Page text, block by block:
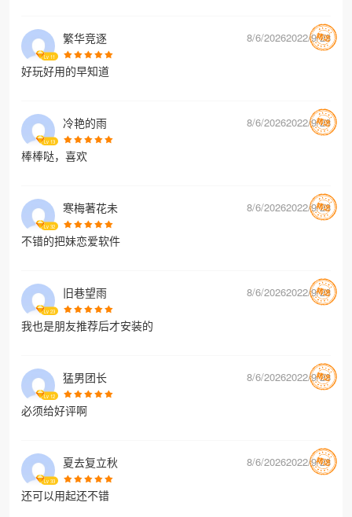
繁华竞逐 8/6/20262022/9/28
好玩好用的早知道
Lv 11
冷艳的雨 8/6/20262022/9/28
棒棒哒，喜欢
Lv 13
寒梅著花未 8/6/20262022/9/28
不错的把妹恋爱软件
Lv 32
旧巷望雨 8/6/20262022/9/28
我也是朋友推荐后才安装的
Lv 23
猛男团长 8/6/20262022/9/28
必须给好评啊
Lv 12
夏去复立秋 8/6/20262022/9/28
还可以用起还不错
Lv 33